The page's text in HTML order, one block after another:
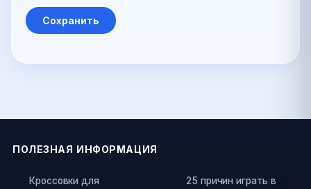
ПОЛЕЗНАЯ ИНФОРМАЦИЯ
Кроссовки для
25 причин играть в